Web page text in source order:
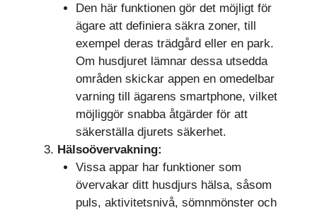
Den här funktionen gör det möjligt för
ägare att definiera säkra zoner, till
exempel deras trädgård eller en park.
Om husdjuret lämnar dessa utsedda
områden skickar appen en omedelbar
varning till ägarens smartphone, vilket
möjliggör snabba åtgärder för att
säkerställa djurets säkerhet.
Hälsoövervakning:
Vissa appar har funktioner som
övervakar ditt husdjurs hälsa, såsom
puls, aktivitetsnivå, sömnmönster och